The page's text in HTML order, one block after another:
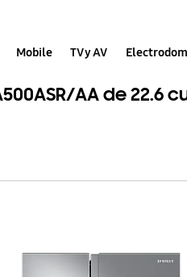
Mobile TV y AV
AA de 22.6